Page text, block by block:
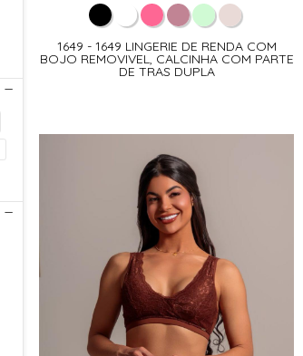
1649 - 1649 LINGERIE DE RENDA COM
BOJO REMOVIVEL, CALCINHA COM PARTE
DE TRAS DUPLA